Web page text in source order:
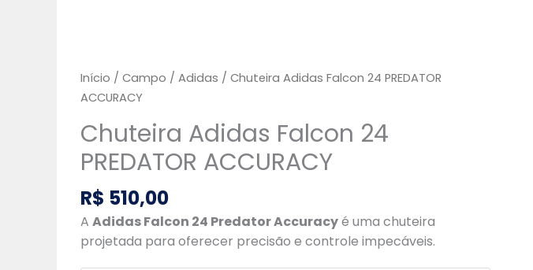
Início / Campo / Adidas / Chuteira Adidas Falcon 24 PREDATOR
ACCURACY
Chuteira Adidas Falcon 24
PREDATOR ACCURACY
R$ 510,00
A Adidas Falcon 24 Predator Accuracyé uma chuteira
projetada para oferecer precisão e controle impecáveis.